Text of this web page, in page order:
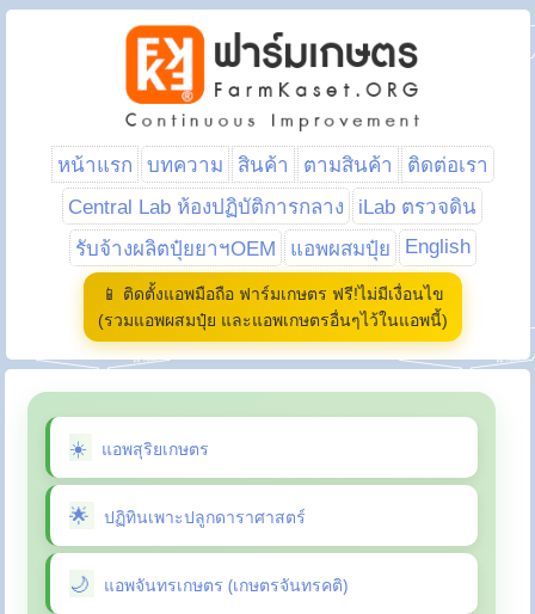
หน้าแรก บทความ สินค้า ตามสินค้า
ติดต่อเรา
Central Lab ห้องปฏิบัติการกลาง
iLab ตรวจดิน
รับจ้างผลิตปุ๋ยยาฯOEM
แอพผสมปุ๋ย English
📱 ติดตั้งแอพมือถือ ฟาร์มเกษตร ฟรี!ไม่มีเงื่อนไข
(รวมแอพผสมปุ๋ย และแอพเกษตรอื่นๆไว้ในแอพนี้)
แอพสุริยเกษตร
ปฏิทินเพาะปลูกดาราศาสตร์
แอพจันทรเกษตร (เกษตรจันทรคติ)